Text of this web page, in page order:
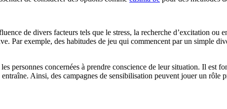
de divers facteurs tels que le stress, la recherche d’excitation ou
Par exemple, des habitudes de jeu qui commencent par un simple
personnes concernées à prendre conscience de leur situation. Il est
Ainsi, des campagnes de sensibilisation peuvent jouer un